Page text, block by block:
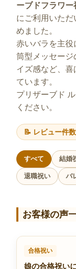
ーブドフラワー
にご利用いた
めました。
赤いバラを主役
筒型メッセージ
イズ感など、
ています。
プリザーブド
ください。
📝 レビュー件
すべて 結婚
退職祝い バ
お客様の声
合格祝い
娘の合格祝い